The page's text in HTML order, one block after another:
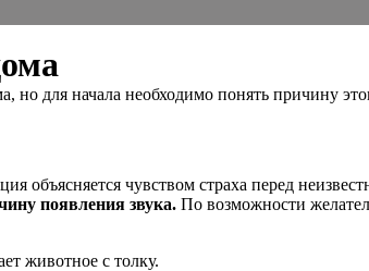
для начала необходимо понять причину
объясняется чувством страха перед
появления звука. По возможности
животное с толку.